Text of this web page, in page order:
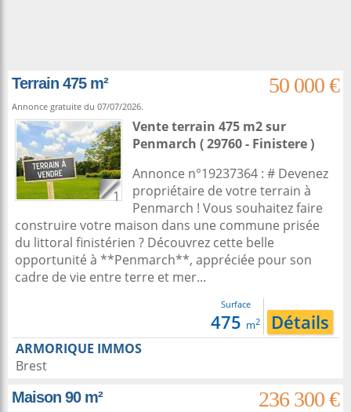
Terrain 475 m² 50 000 €
Annonce gratuite du 07/07/2026.
1
Vente terrain 475 m2sur
Penmarch ( 29760 - Finistere )
Annonce n°19237364 : # Devenez
propriétaire de votre terrain à
Penmarch ! Vous souhaitez faire
construire votre maison dans une commune prisée
du littoral finistérien ? Découvrez cette belle
opportunité à **Penmarch**, appréciée pour son
cadre de vie entre terre et mer...
Surface
475 m2 Détails
ARMORIQUE IMMOS
Brest
Maison 90 m²
236 300 €